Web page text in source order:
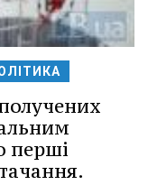
перші